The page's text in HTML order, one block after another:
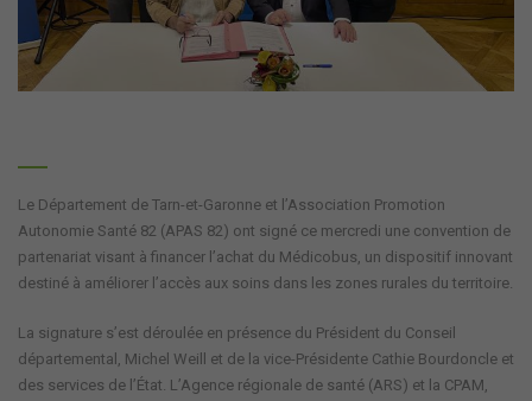
Le Département de Tarn-et-Garonne et l’Association Promotion
Autonomie Santé 82 (APAS 82) ont signé ce mercredi une convention de
partenariat visant à financer l’achat du Médicobus, un dispositif innovant
destiné à améliorer l’accès aux soins dans les zones rurales du territoire.
La signature s’est déroulée en présence du Président du Conseil
départemental, Michel Weill et de la vice-Présidente Cathie Bourdoncle et
des services de l’État. L’Agence régionale de santé (ARS) et la CPAM,